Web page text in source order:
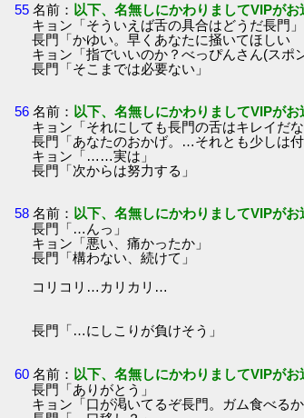
55 名前： 以下、名無しにかわりましてVIPがお
キョン「そういえば舌の具合はどうだ長門」
長門「かゆい。早くあなたに掻いてほしい
キョン「指でいいのか？べっぴんさん(スポ
長門「そこまでは必要ない」
56 名前： 以下、名無しにかわりましてVIPがお
キョン「それにしても長門の舌はキレイだ
長門「あなたのおかげ。…それとも少しは付
キョン「……実は」
長門「次からは努力する」
58 名前： 以下、名無しにかわりましてVIPがお
長門「…んっ」
キョン「悪い、痛かったか」
長門「構わない、続けて」
コリコリ…カリカリ…
長門「…にしこりが負けそう」
60 名前： 以下、名無しにかわりましてVIPがお
長門「ありがとう」
キョン「口が渇いてるぞ長門。ガム食べるか